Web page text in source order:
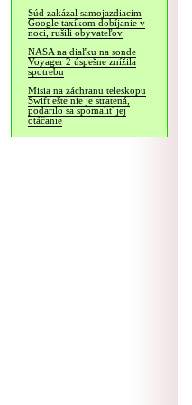
Súd zakázal samojazdiacim
Google taxíkom dobíjanie v
noci, rušili obyvateľov
NASA na diaľku na sonde
Voyager 2 úspešne znížila
spotrebu
Misia na záchranu teleskopu
Swift ešte nie je stratená,
podarilo sa spomaliť jej
otáčanie